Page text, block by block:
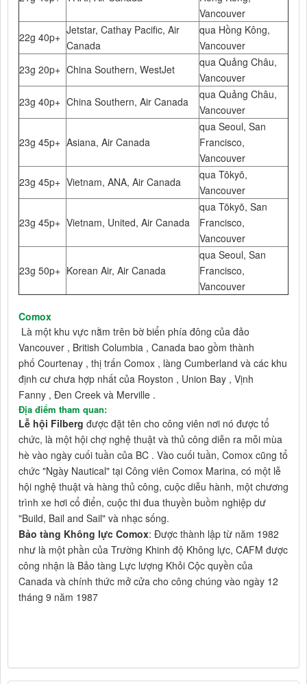
Vancouver
22g 40p+
Jetstar, Cathay Pacific, Air
Canada
qua Hồng Kông,
Vancouver
23g 20p+ China Southern, WestJet
qua Quảng Châu,
Vancouver
23g 40p+ China Southern, Air Canada
qua Quảng Châu,
Vancouver
23g 45p+ Asiana, Air Canada
qua Seoul, San
Francisco,
Vancouver
23g 45p+ Vietnam, ANA, Air Canada
qua Tōkyō,
Vancouver
23g 45p+ Vietnam, United, Air Canada
qua Tōkyō, San
Francisco,
Vancouver
23g 50p+ Korean Air, Air Canada
qua Seoul, San
Francisco,
Vancouver
Comox
Là một khu vực nằm trên bờ biển phía đông của đảo
Vancouver , British Columbia , Canada bao gồm thành
phố Courtenay , thị trấn Comox , làng Cumberland và các khu
định cư chưa hợp nhất của Royston , Union Bay , Vịnh
Fanny , Đen Creek và Merville .
Địa điểm tham quan:
Lễ hội Filberg được đặt tên cho công viên nơi nó được tổ
chức, là một hội chợ nghệ thuật và thủ công diễn ra mỗi mùa
hè vào ngày cuối tuần của BC . Vào cuối tuần, Comox cũng tổ
chức "Ngày Nautical" tại Công viên Comox Marina, có một lễ
hội nghệ thuật và hàng thủ công, cuộc diễu hành, một chương
trình xe hơi cổ điển, cuộc thi đua thuyền buồm nghiệp dư
"Build, Bail and Sail" và nhạc sống.
Bảo tàng Không lực Comox: Được thành lập từ năm 1982
như là một phần của Trường Khinh độ Không lực, CAFM được
công nhận là Bảo tàng Lực lượng Khỏi Cộc quyền của
Canada và chính thức mở cửa cho công chúng vào ngày 12
tháng 9 năm 1987